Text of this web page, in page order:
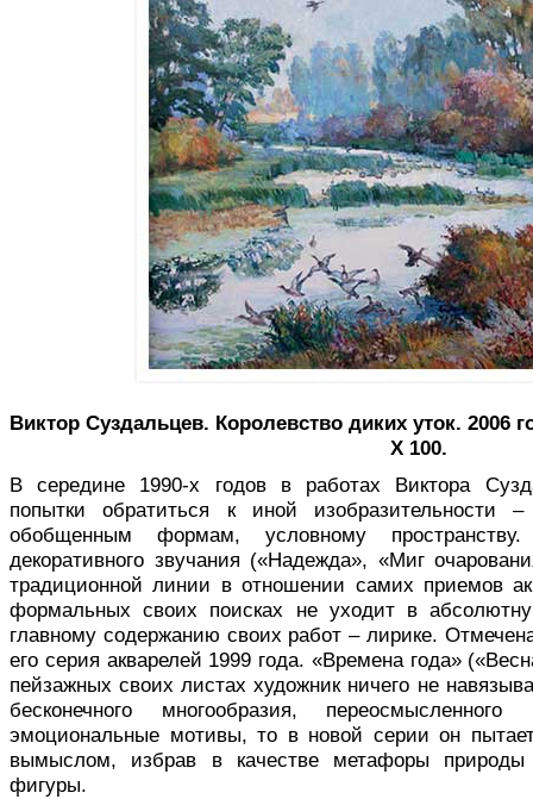
Виктор Суздальцев. Королевство диких уток. 2006
Х 100.
В середине 1990-х годов в работах Виктора
попытки обратиться к иной изобразительности
обобщенным формам, условному
декоративного звучания («Надежда», «Миг
традиционной линии в отношении самих приемов
формальных своих поисках не уходит в
главному содержанию своих работ – лирике.
его серия акварелей 1999 года. «Времена года»
пейзажных своих листах художник ничего не
бесконечного многообразия,
эмоциональные мотивы, то в новой серии он
вымыслом, избрав в качестве метафоры природы
фигуры.